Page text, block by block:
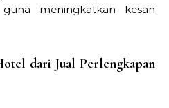
meningkatkan kesan
dari Jual Perlengkapan